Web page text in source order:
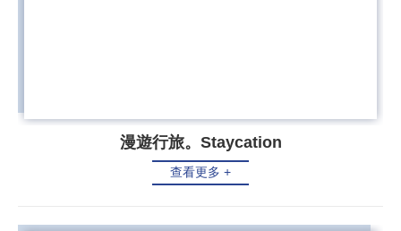
漫遊行旅。Staycation
查看更多 +